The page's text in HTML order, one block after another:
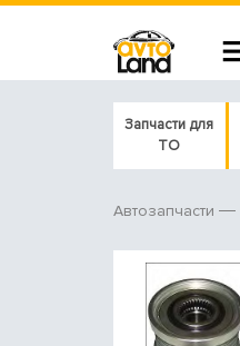
Запчасти для
ТО
Автозапчасти